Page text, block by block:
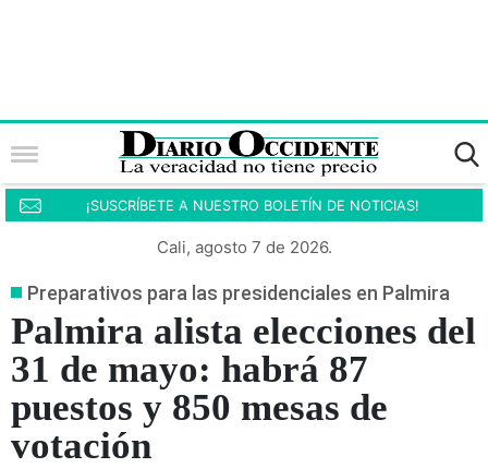
¡SUSCRÍBETE A NUESTRO BOLETÍN DE NOTICIAS!
Cali, agosto 7 de 2026.
Preparativos para las presidenciales en Palmira
Palmira alista elecciones del
31 de mayo: habrá 87
puestos y 850 mesas de
votación